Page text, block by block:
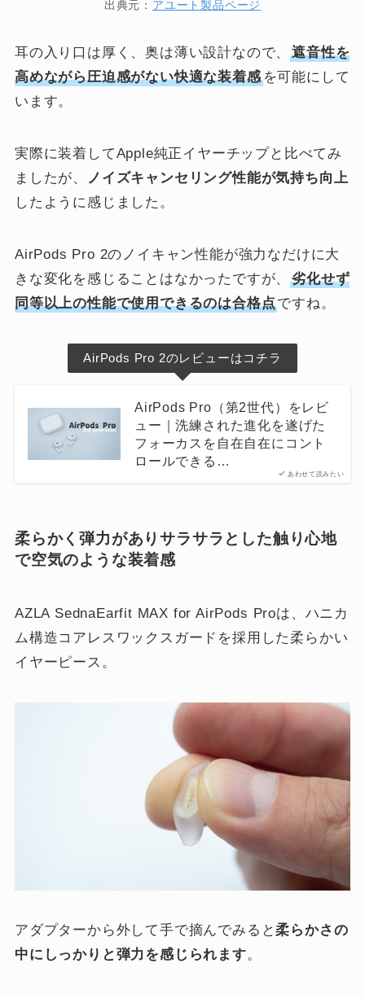
出典元： アユート製品ページ
耳の入り口は厚く、奥は薄い設計なので、遮音性を
高めながら圧迫感がない快適な装着感を可能にして
います。
実際に装着してApple純正イヤーチップと比べてみ
ましたが、
ノイズキャンセリング性能が気持ち向上
したように感じました。
AirPods Pro 2のノイキャン性能が強力なだけに大
きな変化を感じることはなかったですが、劣化せず
同等以上の性能で使用できるのは合格点ですね。
AirPods Pro 2のレビューはコチラ
あわせて読みたい
AirPods Pro（第2世代）をレビ
ュー｜洗練された進化を遂げた
フォーカスを自在自在にコント
ロールできる…
柔らかく弾力がありサラサラとした触り心地
で空気のような装着感
AZLA SednaEarfit MAX for AirPods Proは、ハニカ
ム構造コアレスワックスガードを採用した柔らかい
イヤーピース。
アダプターから外して手で摘んでみると柔らかさの
中にしっかりと弾力を感じられます。